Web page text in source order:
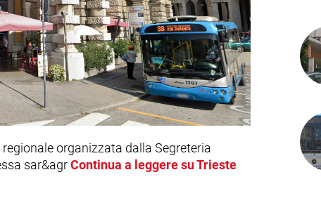
organizzata dalla Segreteria
sar&agrContinua a leggere su Trieste